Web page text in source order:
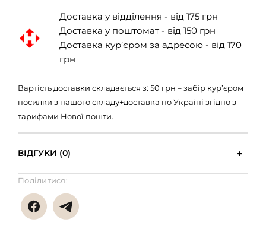
Доставка у відділення - від 175 грн
Доставка у поштомат - від 150 грн
Доставка кур’єром за адресою - від 170
грн
Вартість доставки складається з: 50 грн – забір кур’єром
посилки з нашого складу+доставка по Україні згідно з
тарифами Нової пошти.
ВІДГУКИ (0)
Поділитися: